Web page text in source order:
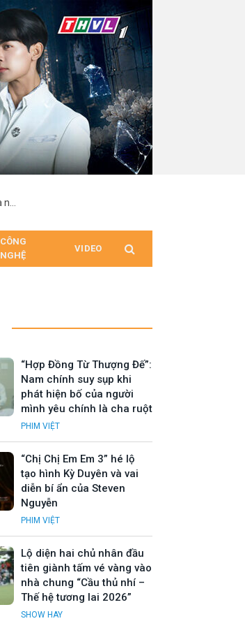
CÔNG
NGHỆ
VIDEO
“Hợp Đồng Từ Thượng Đế”:
Nam chính suy sụp khi
phát hiện bố của người
mình yêu chính là cha ruột
PHIM VIỆT
“Chị Chị Em Em 3” hé lộ
tạo hình Kỳ Duyên và vai
diễn bí ẩn của Steven
Nguyễn
PHIM VIỆT
Lộ diện hai chủ nhân đầu
tiên giành tấm vé vàng vào
nhà chung “Cầu thủ nhí –
Thế hệ tương lai 2026”
SHOW HAY